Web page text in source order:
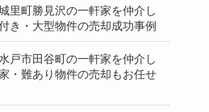
里町勝見沢の一軒家を仲介し
き・大型物件の売却成功事例
戸市田谷町の一軒家を仲介し
・難あり物件の売却もお任せ